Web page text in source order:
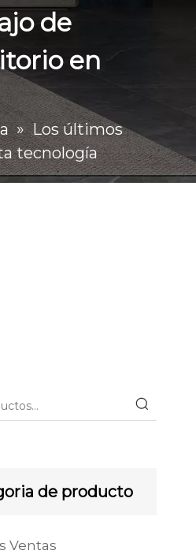
de
en
» Los últimos
tecnología
de producto
Ventas